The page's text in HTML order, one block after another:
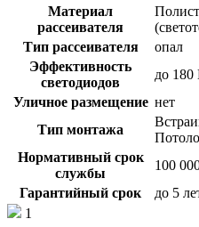
Материал
рассеивателя
Тип рассеивателя
опал
Эффективность
светодиодов
до
Уличное размещение нет
Тип монтажа
Нормативный срок
службы
100
Гарантийный срок
до 5
1